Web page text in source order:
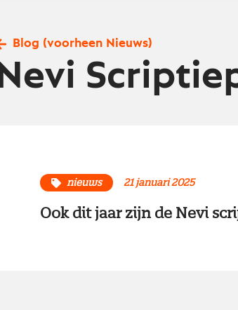
Blog (voorheen Nieuws)
Nevi
nieuws 21 januari 2025
Ook dit jaar zijn de Nevi